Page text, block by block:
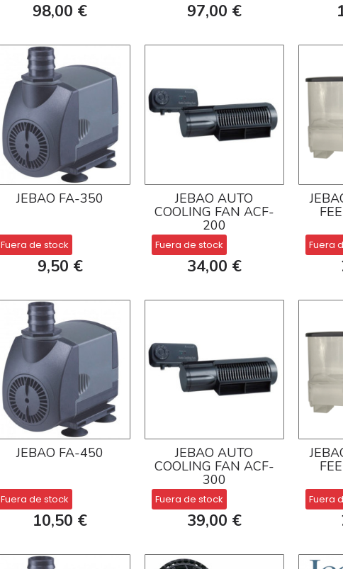
98,00 € 97,00 €
JEBAO FA-350
Fuera de stock
9,50 €
JEBAO AUTO
COOLING FAN ACF-
200
Fuera de stock
34,00 €
Fuera
JEBAO FA-450
Fuera de stock
10,50 €
JEBAO AUTO
COOLING FAN ACF-
300
Fuera de stock
39,00 €
Fuera